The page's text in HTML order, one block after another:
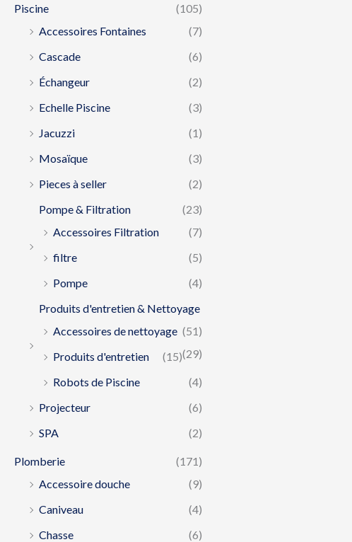
Piscine
(105)
Accessoires Fontaines
(7)
Cascade
(6)
Échangeur
(2)
Echelle Piscine
(3)
Jacuzzi
(1)
Mosaïque
(3)
Pieces à seller
(2)
Pompe & Filtration
(23)
Accessoires Filtration
(7)
filtre
(5)
Pompe
(4)
Produits d'entretien & Nettoyage
(51)
Accessoires de nettoyage
(29)
Produits d'entretien
(15)
Robots de Piscine
(4)
Projecteur
(6)
SPA
(2)
Plomberie
(171)
Accessoire douche
(9)
Caniveau
(4)
Chasse
(6)